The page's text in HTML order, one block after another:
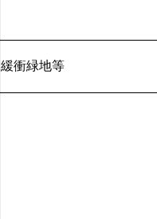
緩衝緑地等